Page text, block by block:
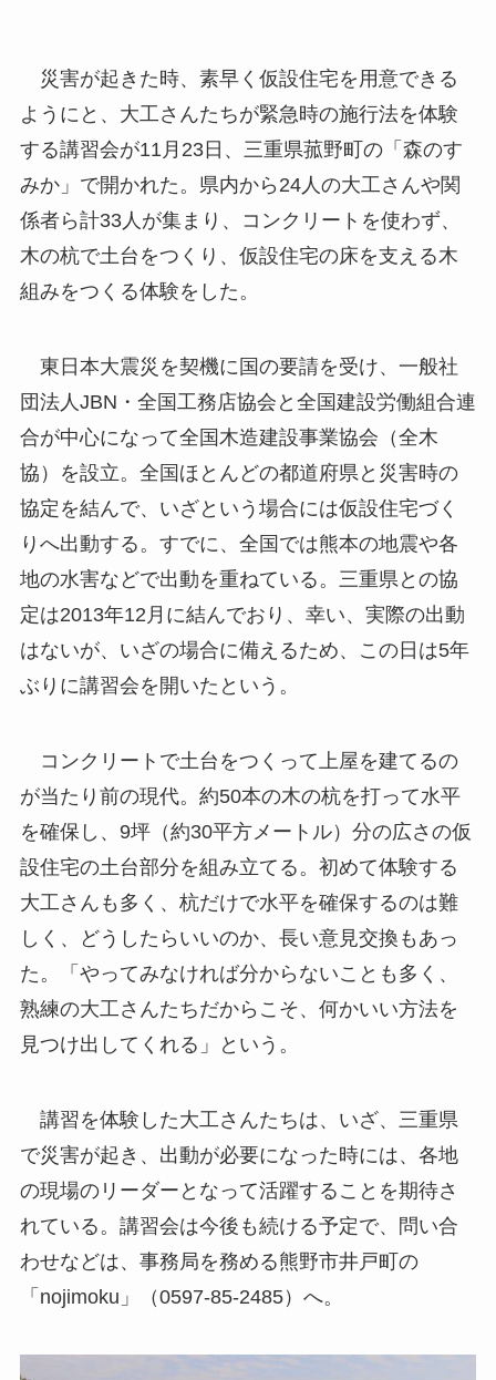
災害が起きた時、素早く仮設住宅を用意できる
ようにと、大工さんたちが緊急時の施行法を体験
する講習会が11月23日、三重県菰野町の「森のす
みか」で開かれた。県内から24人の大工さんや関
係者ら計33人が集まり、コンクリートを使わず、
木の杭で土台をつくり、仮設住宅の床を支える木
組みをつくる体験をした。
東日本大震災を契機に国の要請を受け、一般社
団法人JBN・全国工務店協会と全国建設労働組合連
合が中心になって全国木造建設事業協会（全木
協）を設立。全国ほとんどの都道府県と災害時の
協定を結んで、いざという場合には仮設住宅づく
りへ出動する。すでに、全国では熊本の地震や各
地の水害などで出動を重ねている。三重県との協
定は2013年12月に結んでおり、幸い、実際の出動
はないが、いざの場合に備えるため、この日は5年
ぶりに講習会を開いたという。
コンクリートで土台をつくって上屋を建てるの
が当たり前の現代。約50本の木の杭を打って水平
を確保し、9坪（約30平方メートル）分の広さの仮
設住宅の土台部分を組み立てる。初めて体験する
大工さんも多く、杭だけで水平を確保するのは難
しく、どうしたらいいのか、長い意見交換もあっ
た。「やってみなければ分からないことも多く、
熟練の大工さんたちだからこそ、何かいい方法を
見つけ出してくれる」という。
講習を体験した大工さんたちは、いざ、三重県
で災害が起き、出動が必要になった時には、各地
の現場のリーダーとなって活躍することを期待さ
れている。講習会は今後も続ける予定で、問い合
わせなどは、事務局を務める熊野市井戸町の
「nojimoku」（0597-85-2485）へ。